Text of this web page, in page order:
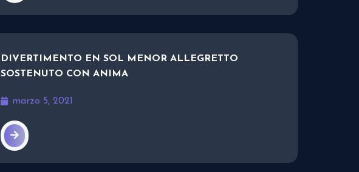
DIVERTIMENTO EN SOL MENOR ALLEGRETTO
SOSTENUTO CON ANIMA
marzo 5, 2021